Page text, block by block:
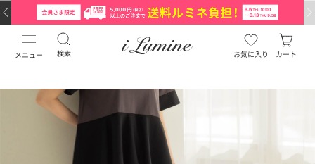
メニュー 検索 お気に入り カート